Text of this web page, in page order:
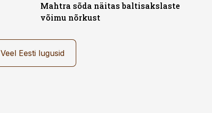
Mahtra sõda näitas baltisakslaste
võimu nõrkust
Veel Eesti lugusid